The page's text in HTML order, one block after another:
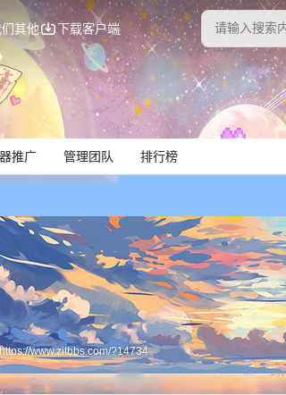
其他 下载客户端
推广 管理团队 排行榜
https://www.zitbbs.com/?14734